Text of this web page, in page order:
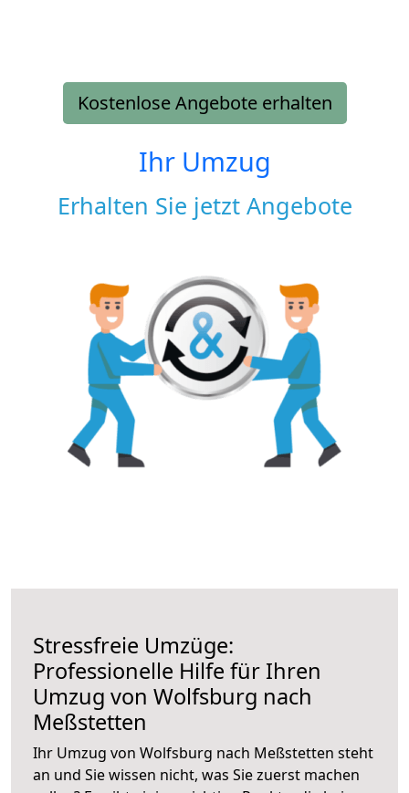
Kostenlose Angebote erhalten
Ihr Umzug
Erhalten Sie jetzt Angebote
Stressfreie Umzüge:
Professionelle Hilfe für Ihren
Umzug von Wolfsburg nach
Meßstetten
Ihr Umzug von Wolfsburg nach Meßstetten steht
an und Sie wissen nicht, was Sie zuerst machen